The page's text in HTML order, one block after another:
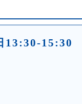
13:30-15:30